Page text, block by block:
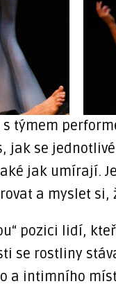
s týmem
jak se
jak umírají.
a myslet
pozici lidí,
se rostliny
a intimního